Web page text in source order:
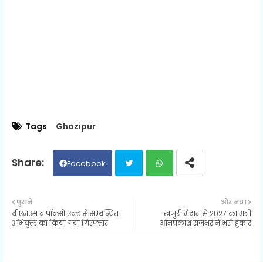
Tags Ghazipur
Facebook
ats
और नया
खजुरी मैदान से 2027 का मंत्री
ओमप्रकाश राजभर ने भरी हुंकार
पुराने
बीएनएस व पॉक्सो एक्ट से सम्बन्धित
अभियुक्त को किया गया गिरफ्तार